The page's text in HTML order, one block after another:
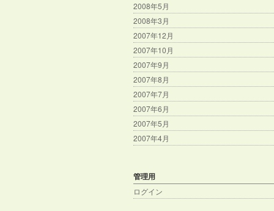
2008年5月
2008年3月
2007年12月
2007年10月
2007年9月
2007年8月
2007年7月
2007年6月
2007年5月
2007年4月
管理用
ログイン